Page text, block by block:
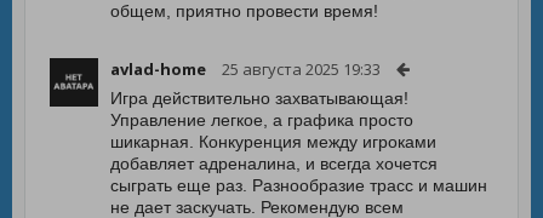
общем, приятно провести время!
avlad-home 25 августа 2025 19:33
Игра действительно захватывающая!
Управление легкое, а графика просто
шикарная. Конкуренция между игроками
добавляет адреналина, и всегда хочется
сыграть еще раз. Разнообразие трасс и машин
не дает заскучать. Рекомендую всем